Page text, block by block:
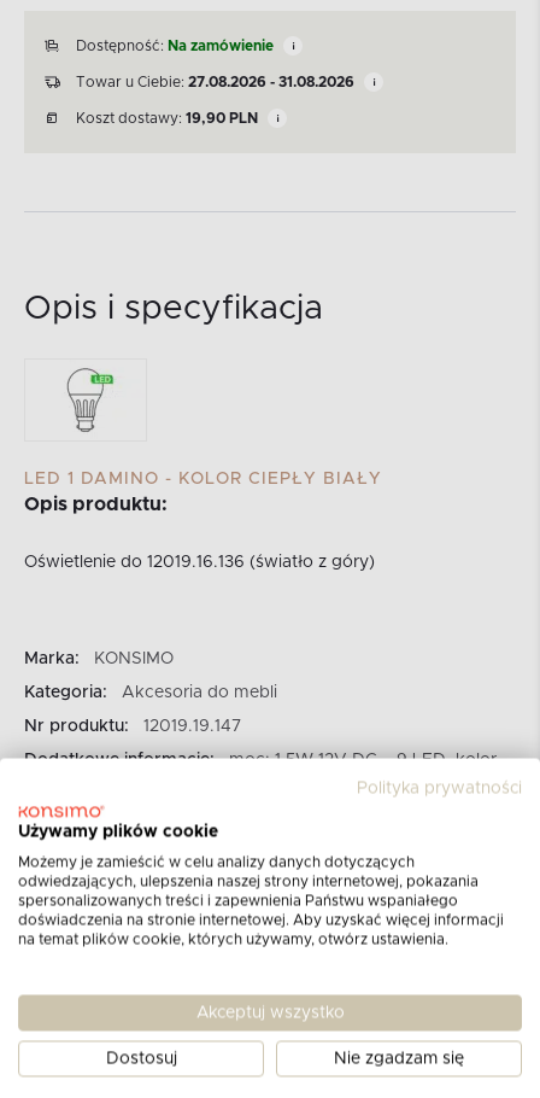
Dostępność: Na zamówienie
Towar u Ciebie: 27.08.2026 - 31.08.2026
Koszt dostawy: 19,90 PLN
Opis i specyfikacja
LED 1 DAMINO - KOLOR CIEPŁY BIAŁY
Opis produktu:
Oświetlenie do 12019.16.136 (światło z góry)
Marka:
KONSIMO
Kategoria:
Akcesoria do mebli
Nr produktu:
12019.19.147
Dodatkowe informacje:
moc: 1,5W 12V DC – 9 LED, kolor
światła: biały ciepły, z kablem dł. 2,0m i wtyczką do
rozdzielacza, rozdzielacz NS25, zasilacz wtyczkowy z kablem
dł. 3,0m z wyłącznikiem nożnym, W skład zestawu wchodzi
oprawa LED STIK 50F/T z akrylu
Montaż:
samoprzylepna taśma dwustronna
Polityka prywatności
Używamy plików cookie
Możemy je zamieścić w celu analizy danych dotyczących
odwiedzających, ulepszenia naszej strony internetowej, pokazania
spersonalizowanych treści i zapewnienia Państwu wspaniałego
doświadczenia na stronie internetowej. Aby uzyskać więcej informacji
na temat plików cookie, których używamy, otwórz ustawienia.
Akceptuj wszystko
Dostosuj Nie zgadzam się